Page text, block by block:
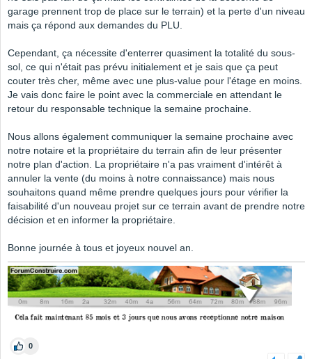
garage prennent trop de place sur le terrain) et la perte d'un niveau
mais ça répond aux demandes du PLU.
Cependant, ça nécessite d'enterrer quasiment la totalité du sous-
sol, ce qui n'était pas prévu initialement et je sais que ça peut
couter très cher, même avec une plus-value pour l'étage en moins.
Je vais donc faire le point avec la commerciale en attendant le
retour du responsable technique la semaine prochaine.
Nous allons également communiquer la semaine prochaine avec
notre notaire et la propriétaire du terrain afin de leur présenter
notre plan d'action. La propriétaire n'a pas vraiment d'intérêt à
annuler la vente (du moins à notre connaissance) mais nous
souhaitons quand même prendre quelques jours pour vérifier la
faisabilité d'un nouveau projet sur ce terrain avant de prendre notre
décision et en informer la propriétaire.
Bonne journée à tous et joyeux nouvel an.
0